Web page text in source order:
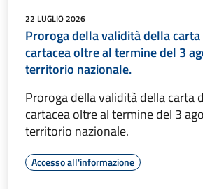
22 LUGLIO 2026
Proroga della validità della
cartacea oltre al termine del 3
territorio nazionale.
Proroga della validità della carta
cartacea oltre al termine del 3
territorio nazionale.
Accesso all'informazione